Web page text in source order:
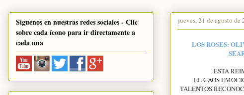
jueves, 21 de agosto de
LOS ROSES:
ESTA
EL CAOS
TALENTOS
Síguenos en nuestras redes sociales - Clic
sobre cada ícono para ir directamente a
cada una